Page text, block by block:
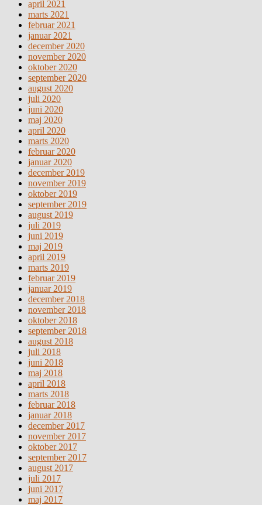
april 2021
marts 2021
februar 2021
januar 2021
december 2020
november 2020
oktober 2020
september 2020
august 2020
juli 2020
juni 2020
maj 2020
april 2020
marts 2020
februar 2020
januar 2020
december 2019
november 2019
oktober 2019
september 2019
august 2019
juli 2019
juni 2019
maj 2019
april 2019
marts 2019
februar 2019
januar 2019
december 2018
november 2018
oktober 2018
september 2018
august 2018
juli 2018
juni 2018
maj 2018
april 2018
marts 2018
februar 2018
januar 2018
december 2017
november 2017
oktober 2017
september 2017
august 2017
juli 2017
juni 2017
maj 2017